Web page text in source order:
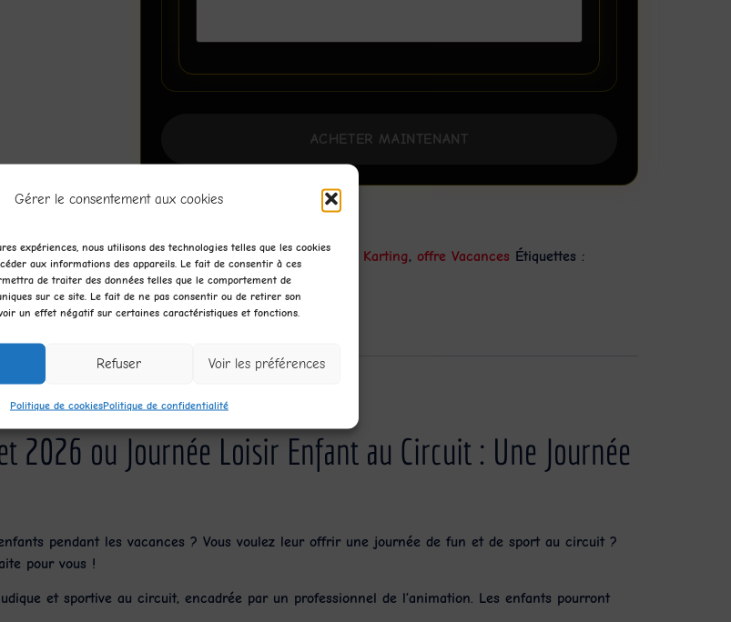
Gérer le consentement aux cookies
expériences, nous utilisons des technologies telles que les cookies
aux informations des appareils. Le fait de consentir à ces
de traiter des données telles que le comportement de
sur ce site. Le fait de ne pas consentir ou de retirer son
un effet négatif sur certaines caractéristiques et fonctions.
Refuser Voir les préférences
Politique de cookiesPolitique de confidentialité
ACHETER MAINTENANT
UGS :ND Catégories :Evènement Karting, offre Vacances Étiquettes :
Evènement,kart,no-limit
2026 ou Journée Loisir Enfant au Circuit : Une Journée
pendant les vacances ? Vous voulez leur offrir une journée de fun et de sport au circuit ?
pour vous !
et sportive au circuit, encadrée par un professionnel de l’animation. Les enfants pourront